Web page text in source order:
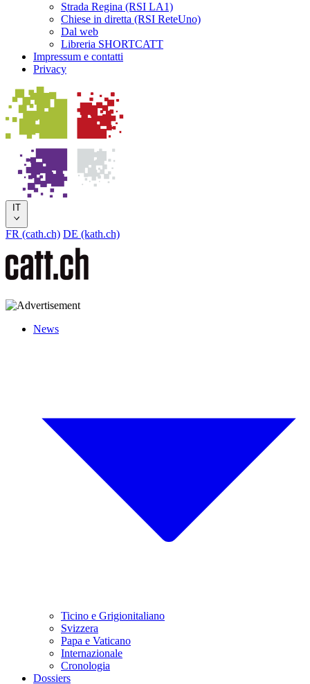
Strada Regina (RSI LA1)
Chiese in diretta (RSI ReteUno)
Dal web
Libreria SHORTCATT
Impressum e contatti
Privacy
IT
FR (cath.ch) DE (kath.ch)
News
Ticino e Grigionitaliano
Svizzera
Papa e Vaticano
Internazionale
Cronologia
Dossiers